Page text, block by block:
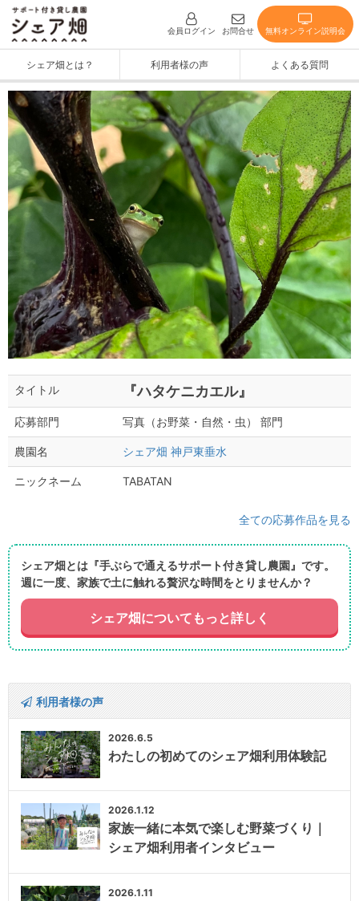
会員ログイン お問合せ 無料オンライン説明会
シェア畑とは？ 利用者様の声 よくある質問
タイトル 『ハタケニカエル』
応募部門 写真（お野菜・自然・虫） 部門
農園名 シェア畑 神戸東垂水
ニックネーム TABATAN
全ての応募作品を見る
シェア畑とは『手ぶらで通えるサポート付き貸し農園』です。
週に一度、家族で土に触れる贅沢な時間をとりませんか？
シェア畑についてもっと詳しく
利用者様の声
2026.6.5
わたしの初めてのシェア畑利用体験記
2026.1.12
家族一緒に本気で楽しむ野菜づくり｜
シェア畑利用者インタビュー
2026.1.11